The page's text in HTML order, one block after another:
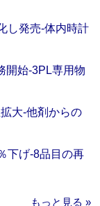
し発売‐体内時計
開始‐3PL専用物
大‐他剤からの
下げ‐8品目の再
もっと見る »